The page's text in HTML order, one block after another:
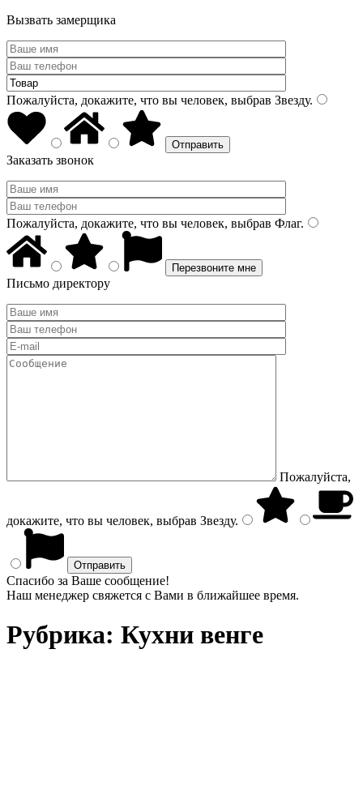
Вызвать замерщика
Пожалуйста, докажите, что вы человек, выбрав Звезду.
Заказать звонок
Пожалуйста, докажите, что вы человек, выбрав Флаг.
Письмо директору
Пожалуйста,
докажите, что вы человек, выбрав Звезду.
Спасибо за Ваше сообщение!
Наш менеджер свяжется с Вами в ближайшее время.
Рубрика: Кухни венге